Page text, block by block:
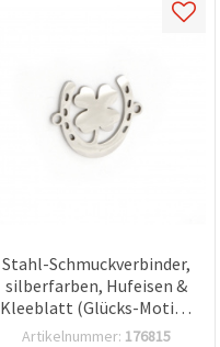
Stahl-Schmuckverbinder,
silberfarben, Hufeisen &
Kleeblatt (Glücks-Motiv),
19 x 15,5 x 1 mm, Loch 1
Artikelnummer: 176815